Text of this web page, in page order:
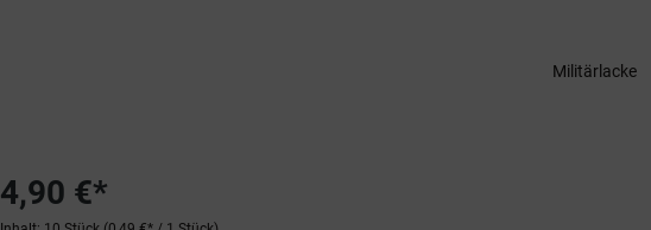
Militärlacke
4,90 €*